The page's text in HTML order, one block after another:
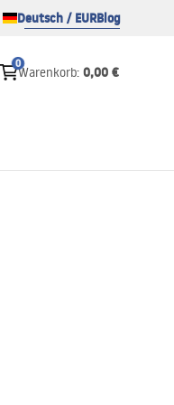
Deutsch / EURBlog
0
Warenkorb: 0,00 €